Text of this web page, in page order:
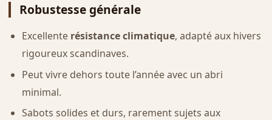
Robustesse générale
Excellente résistance climatique, adapté aux hivers
rigoureux scandinaves.
Peut vivre dehors toute l’année avec un abri
minimal.
Sabots solides et durs, rarement sujets aux